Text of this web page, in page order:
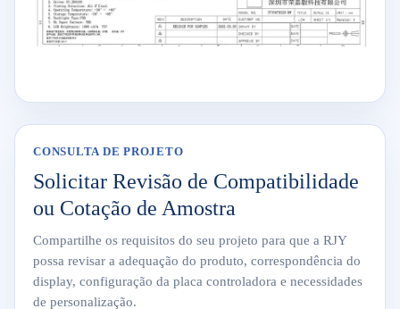
CONSULTA DE PROJETO
Solicitar Revisão de Compatibilidade
ou Cotação de Amostra
Compartilhe os requisitos do seu projeto para que a RJY
possa revisar a adequação do produto, correspondência do
display, configuração da placa controladora e necessidades
de personalização.